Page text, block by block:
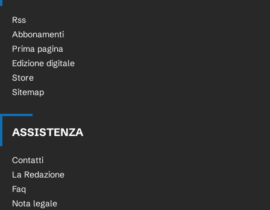
Rss
Abbonamenti
Prima pagina
Edizione digitale
Store
Sitemap
ASSISTENZA
Contatti
La Redazione
Faq
Nota legale